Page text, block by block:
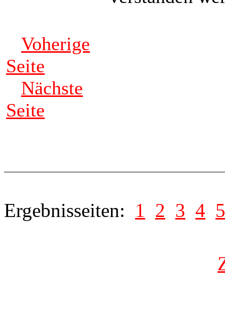
Voherige
Seite
Nächste
Seite
Ergebnisseiten: 1 2 3 4 5